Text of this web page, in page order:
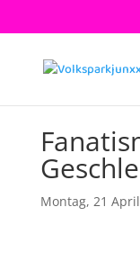
Montag, 21